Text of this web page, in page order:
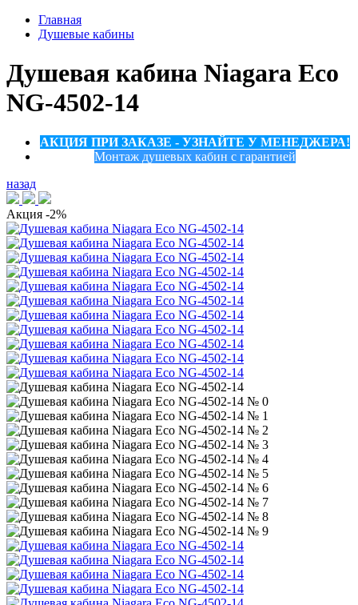
Главная
Душевые кабины
Душевая кабина Niagara Eco
NG-4502-14
АКЦИЯ ПРИ ЗАКАЗЕ - УЗНАЙТЕ У МЕНЕДЖЕРА!
Монтаж душевых кабин с гарантией
назад
Акция -2%